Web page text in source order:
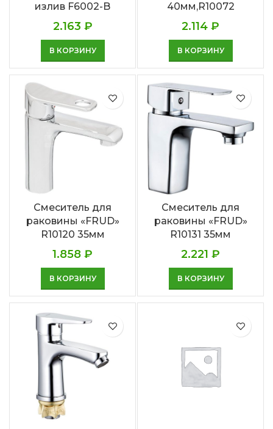
излив F6002-B
2.163 ₽
В КОРЗИНУ
40мм,R10072
2.114 ₽
В КОРЗИНУ
Смеситель для
раковины «FRUD»
R10120 35мм
1.858 ₽
В КОРЗИНУ
Смеситель для
раковины «FRUD»
R10131 35мм
2.221 ₽
В КОРЗИНУ